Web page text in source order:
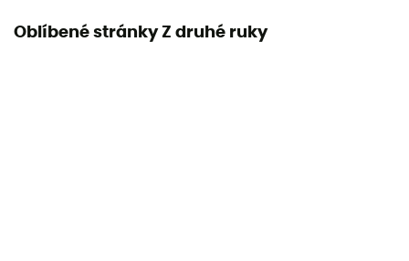
Oblíbené stránky Z druhé ruky